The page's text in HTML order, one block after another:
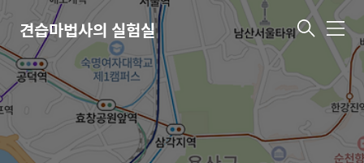
견습마법사의 실험실 메
뉴